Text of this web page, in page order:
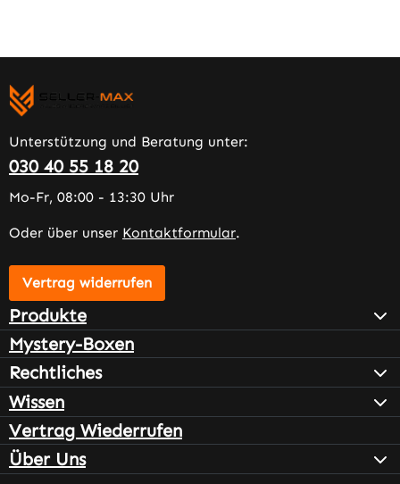
Unterstützung und Beratung unter:
030 40 55 18 20
Mo-Fr, 08:00 - 13:30 Uhr
Oder über unser Kontaktformular.
Vertrag widerrufen
Produkte
Mystery-Boxen
Rechtliches
Wissen
Vertrag Wiederrufen
Über Uns